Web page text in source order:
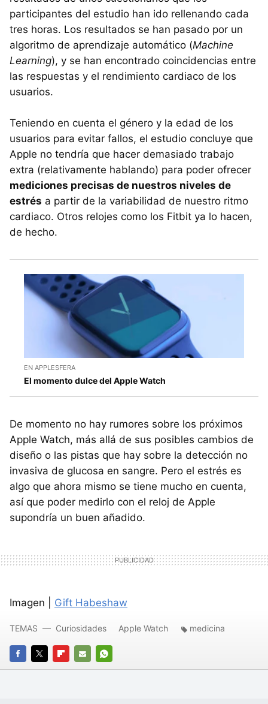
participantes del estudio han ido rellenando cada
tres horas. Los resultados se han pasado por un
algoritmo de aprendizaje automático (Machine
Learning), y se han encontrado coincidencias entre
las respuestas y el rendimiento cardiaco de los
usuarios.
Teniendo en cuenta el género y la edad de los
usuarios para evitar fallos, el estudio concluye que
Apple no tendría que hacer demasiado trabajo
extra (relativamente hablando) para poder ofrecer
mediciones precisas de nuestros niveles de
estrés a partir de la variabilidad de nuestro ritmo
cardiaco. Otros relojes como los Fitbit ya lo hacen,
de hecho.
EN APPLESFERA
El momento dulce del Apple Watch
De momento no hay rumores sobre los próximos
Apple Watch, más allá de sus posibles cambios de
diseño o las pistas que hay sobre la detección no
invasiva de glucosa en sangre. Pero el estrés es
algo que ahora mismo se tiene mucho en cuenta,
así que poder medirlo con el reloj de Apple
supondría un buen añadido.
Imagen | Gift Habeshaw
FACEBOOK
TWITTERFLIPBOARD
E-
WHATSAPP
TEMAS Curiosidades Apple Watch medicina